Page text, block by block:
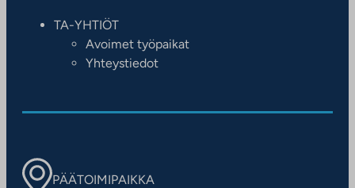
TA-YHTIÖT
Avoimet työpaikat
Yhteystiedot
PÄÄTOIMIPAIKKA